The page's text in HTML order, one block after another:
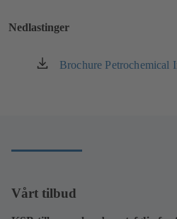
Nedlastinger
Brochure Petrochemical
(åpnes
Vårt tilbud